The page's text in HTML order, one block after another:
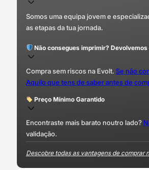
Somos uma equipa jovem e
as etapas da tua jornada.
Não consegues imprimir? Devolvemos
Compra sem riscos na Evolt. Se não
Aquilo que tens de saber antes de
Preço Mínimo Garantido
Encontraste mais barato noutro lado?
validação.
Descobre todas as vantagens de comprar